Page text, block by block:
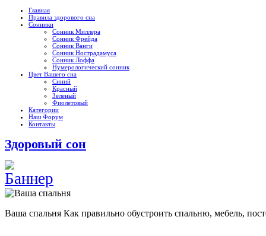
Главная
Правила здорового сна
Сонники
Сонник Миллера
Сонник Фрейда
Сонник Ванги
Сонник Нострадамуса
Сонник Лоффа
Нумерологический сонник
Цвет Вашего сна
Синий
Красный
Зеленый
Фиолетовый
Категории
Наш Форум
Контакты
Здоровый сон
Ваша спальня Как правильно обустроить спальню, мебель,